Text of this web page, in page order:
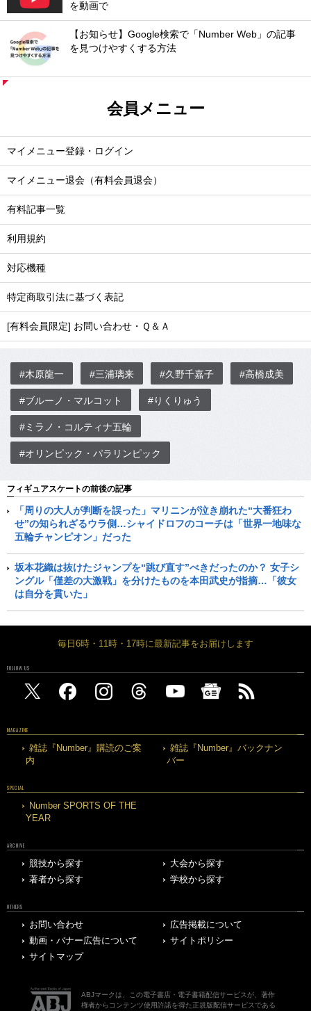
を動画で
【お知らせ】Google検索で「Number Web」の記事
を見つけやすくする方法
会員メニュー
マイメニュー登録・ログイン
マイメニュー退会（有料会員退会）
有料記事一覧
利用規約
対応機種
特定商取引法に基づく表記
[有料会員限定] お問い合わせ・Ｑ＆Ａ
#木原龍一 #三浦璃来 #久野千嘉子 #高橋成美
#ブルーノ・マルコット #りくりゅう
#ミラノ・コルティナ五輪
#オリンピック・パラリンピック
フィギュアスケートの前後の記事
「周りの大人が判断を誤った」マリニンが泣き崩れた“大番狂わ
せ”の知られざるウラ側…シャイドロフのコーチは「世界一地味な
五輪チャンピオン」だった
坂本花織は抜けたジャンプを“跳び直す”べきだったのか？ 女子シ
ングル「僅差の大激戦」を分けたものを本田武史が指摘…「彼女
は自分を貫いた」
毎日6時・11時・17時に最新記事をお届けします
FOLLOW US
MAGAZINE
雑誌『Number』購読のご案
内
雑誌『Number』バックナン
バー
SPECIAL
Number SPORTS OF THE
YEAR
ARCHIVE
競技から探す
大会から探す
著者から探す
学校から探す
OTHERS
お問い合わせ
広告掲載について
動画・バナー広告について
サイトポリシー
サイトマップ
ABJマークは、この電子書店・電子書籍配信サービスが、著作
権者からコンテンツ使用許諾を得た正規版配信サービスである